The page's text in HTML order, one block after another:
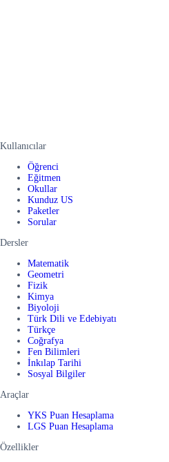
Kullanıcılar
Öğrenci
Eğitmen
Okullar
Kunduz US
Paketler
Sorular
Dersler
Matematik
Geometri
Fizik
Kimya
Biyoloji
Türk Dili ve Edebiyatı
Türkçe
Coğrafya
Fen Bilimleri
İnkılap Tarihi
Sosyal Bilgiler
Araçlar
YKS Puan Hesaplama
LGS Puan Hesaplama
Özellikler